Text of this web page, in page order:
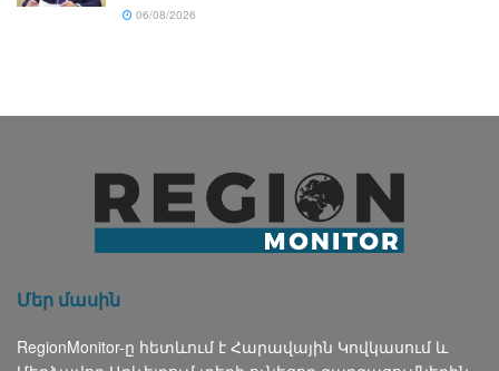
06/08/2026
Մեր մասին
RegionMonitor-ը հետևում է Հարավային Կովկասում և